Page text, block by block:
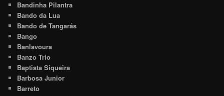
Bandinha Pilantra
Bando da Lua
Bando de Tangarás
Bango
Banlavoura
Banzo Trio
Baptista Siqueira
Barbosa Junior
Barreto